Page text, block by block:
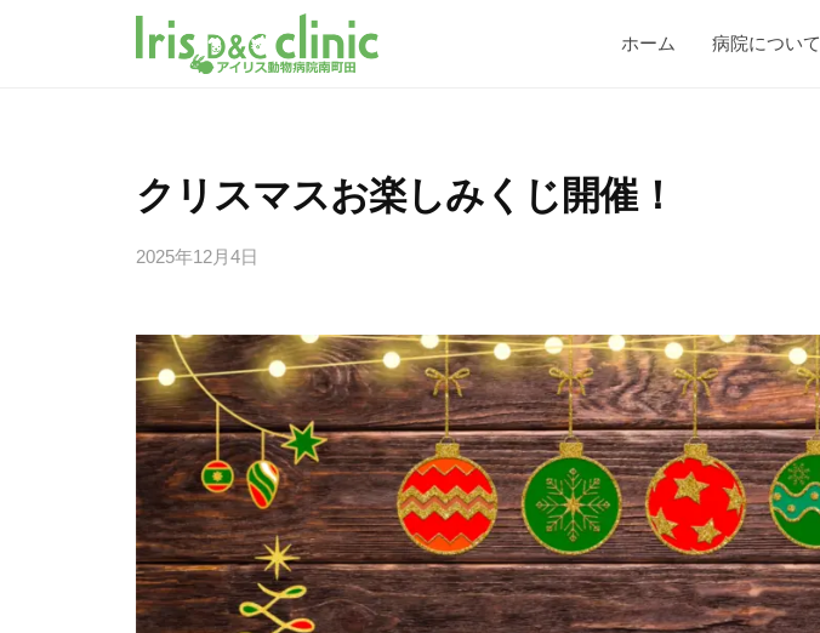
田
の
動
病
院
ア
イ
リ
ス
動
物
グ
ン
リ
ー
パ
ー
ク
内
に
あ
る
ホーム 病院について
クリスマスお楽しみくじ開催！
2025年12月4日
r
i
s
_
m
i
n
a
m
町
物
病
リ
ス
動
物
病
院
南
町
田